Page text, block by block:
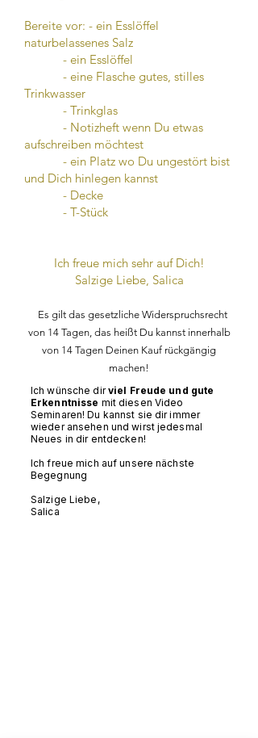
Bereite vor: - ein Esslöffel
naturbelassenes Salz
- ein Esslöffel
- eine Flasche gutes, stilles
Trinkwasser
- Trinkglas
- Notizheft wenn Du etwas
aufschreiben möchtest
- ein Platz wo Du ungestört bist
und Dich hinlegen kannst
- Decke
- T-Stück
Ich freue mich sehr auf Dich!
Salzige Liebe, Salica
Es gilt das gesetzliche Widerspruchsrecht
von 14 Tagen, das heißt Du kannst innerhalb
von 14 Tagen Deinen Kauf rückgängig
machen!
Ich wünsche dirviel Freude und gute
Erkenntnisse mit diesen Video
Seminaren! Du kannst sie dir immer
wieder ansehen und wirst jedesmal
Neues in dir entdecken!
Ich freue mich auf unsere nächste
Begegnung
Salzige Liebe,
Salica